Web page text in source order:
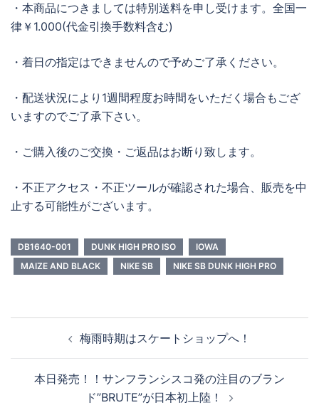
・本商品につきましては特別送料を申し受けます。全国一
律￥1.000(代金引換手数料含む)
・着日の指定はできませんので予めご了承ください。
・配送状況により1週間程度お時間をいただく場合もござ
いますのでご了承下さい。
・ご購入後のご交換・ご返品はお断り致します。
・不正アクセス・不正ツールが確認された場合、販売を中
止する可能性がございます。
DB1640-001 DUNK HIGH PRO ISO
IOWA
MAIZE AND BLACK
NIKE SB NIKE SB DUNK HIGH PRO
梅雨時期はスケートショップへ！
本日発売！！サンフランシスコ発の注目のブラン
ド”BRUTE”が日本初上陸！